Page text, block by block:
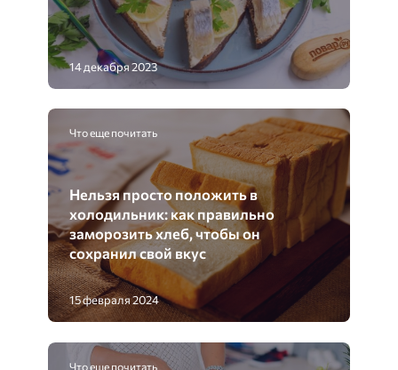
14 декабря 2023
Что еще почитать
Нельзя просто положить в
холодильник: как правильно
заморозить хлеб, чтобы он
сохранил свой вкус
15 февраля 2024
Что еще почитать